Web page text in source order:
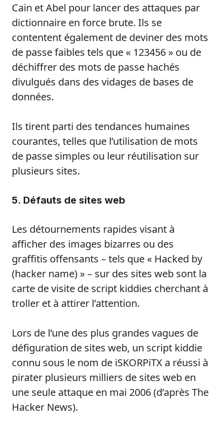
Cain et Abel pour lancer des attaques par
dictionnaire en force brute. Ils se
contentent également de deviner des mots
de passe faibles tels que « 123456 » ou de
déchiffrer des mots de passe hachés
divulgués dans des vidages de bases de
données.
Ils tirent parti des tendances humaines
courantes, telles que l’utilisation de mots
de passe simples ou leur réutilisation sur
plusieurs sites.
5. Défauts de sites web
Les détournements rapides visant à
afficher des images bizarres ou des
graffitis offensants – tels que « Hacked by
(hacker name) » – sur des sites web sont la
carte de visite de script kiddies cherchant à
troller et à attirer l’attention.
Lors de l’une des plus grandes vagues de
défiguration de sites web, un script kiddie
connu sous le nom de iSKORPiTX a réussi à
pirater plusieurs milliers de sites web en
une seule attaque en mai 2006 (d’après The
Hacker News).